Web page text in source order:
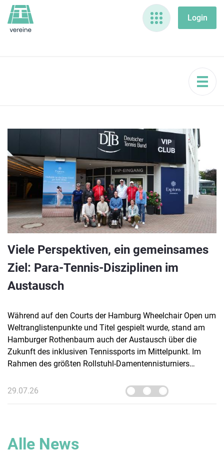
Viele Perspektiven, ein gemeinsames
Ziel: Para-Tennis-Disziplinen im
Austausch
Während auf den Courts der Hamburg Wheelchair Open um
Weltranglistenpunkte und Titel gespielt wurde, stand am
Hamburger Rothenbaum auch der Austausch über die
Zukunft des inklusiven Tennissports im Mittelpunkt. Im
Rahmen des größten Rollstuhl-Damentennisturniers
Vertreter:innen verschiedener Para-Tennis-Disziplinen zu
einem Runden Tisch der Inklusion ein.
29.07.26
Alle News